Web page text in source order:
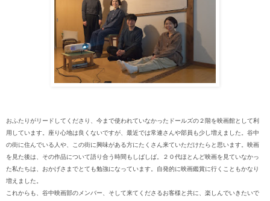
おふたりがリードしてくださり、今まで使われていなかったドールズの２階を映画館として利
用しています。座り心地は良くないですが、最近では常連さんや部員も少し増えました。谷中
の街に住んでいる人や、この街に興味がある方にたくさん来ていただけたらと思います。映画
を見た後は、その作品について語り合う時間もしばしば。２０代ほとんど映画を見ていなかっ
た私たちは、おかげさまでとても勉強になっています。自発的に映画鑑賞に行くこともかなり
増えました。
これからも、谷中映画部のメンバー、そして来てくださるお客様と共に、楽しんでいきたいで